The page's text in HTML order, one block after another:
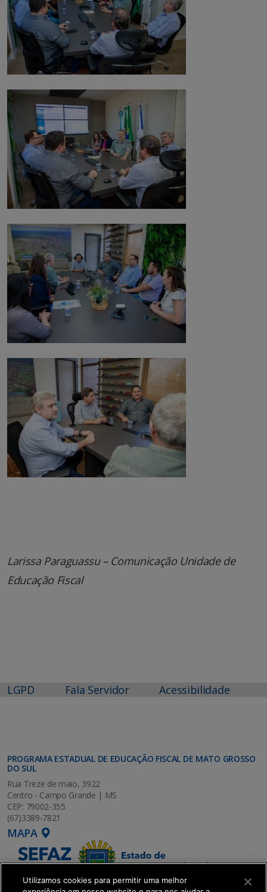
Larissa Paraguassu – Comunicação Unidade de
Educação Fiscal
LGPD Fala Servidor Acessibilidade
PROGRAMA ESTADUAL DE EDUCAÇÃO FISCAL DE MATO GROSSO
DO SUL
Rua Treze de maio, 3922
Centro - Campo Grande | MS
CEP: 79002-355
(67)3389-7821
MAPA
Utilizamos cookies para permitir uma melhor